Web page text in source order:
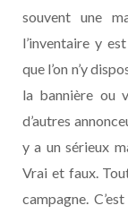
souvent une
l’inventaire y
que l’on n’y
la bannière ou
d’autres
y a un sérieux
Vrai et faux.
campagne.